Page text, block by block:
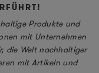
Produkte und
mit Unternehmen
die Welt nachhaltiger
mit Artikeln und